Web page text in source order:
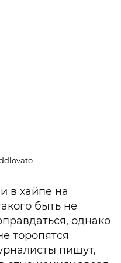
в хайпе на
быть не
однако
торопятся
пишут,